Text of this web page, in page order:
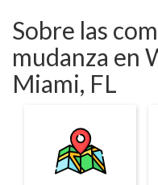
Sobre las
mudanza en
Miami, FL